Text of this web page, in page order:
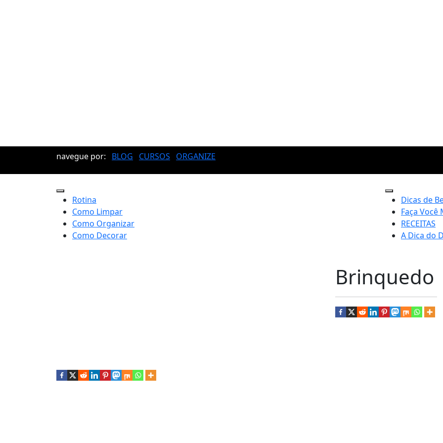
navegue por: BLOG CURSOS ORGANIZE
Rotina
Como Limpar
Como Organizar
Como Decorar
Dicas de
Faça Você
RECEITAS
A Dica do
Brinquedo